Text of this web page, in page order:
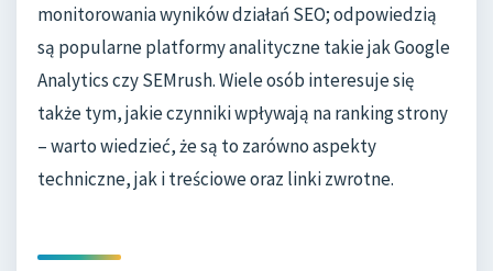
monitorowania wyników działań SEO; odpowiedzią
są popularne platformy analityczne takie jak Google
Analytics czy SEMrush. Wiele osób interesuje się
także tym, jakie czynniki wpływają na ranking strony
– warto wiedzieć, że są to zarówno aspekty
techniczne, jak i treściowe oraz linki zwrotne.